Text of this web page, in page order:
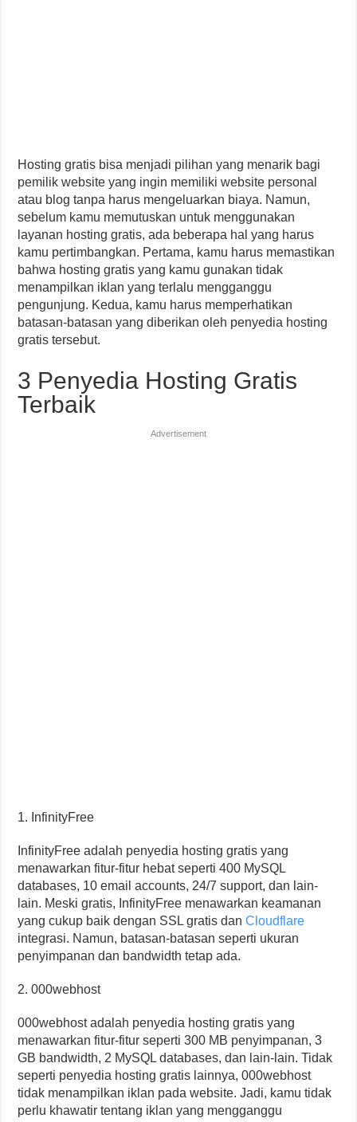
Hosting gratis bisa menjadi pilihan yang menarik bagi
pemilik website yang ingin memiliki website personal
atau blog tanpa harus mengeluarkan biaya. Namun,
sebelum kamu memutuskan untuk menggunakan
layanan hosting gratis, ada beberapa hal yang harus
kamu pertimbangkan. Pertama, kamu harus memastikan
bahwa hosting gratis yang kamu gunakan tidak
menampilkan iklan yang terlalu mengganggu
pengunjung. Kedua, kamu harus memperhatikan
batasan-batasan yang diberikan oleh penyedia hosting
gratis tersebut.
3 Penyedia Hosting Gratis
Terbaik
Advertisement
1. InfinityFree
InfinityFree adalah penyedia hosting gratis yang
menawarkan fitur-fitur hebat seperti 400 MySQL
databases, 10 email accounts, 24/7 support, dan lain-
lain. Meski gratis, InfinityFree menawarkan keamanan
yang cukup baik dengan SSL gratis danCloudflare
integrasi. Namun, batasan-batasan seperti ukuran
penyimpanan dan bandwidth tetap ada.
2. 000webhost
000webhost adalah penyedia hosting gratis yang
menawarkan fitur-fitur seperti 300 MB penyimpanan, 3
GB bandwidth, 2 MySQL databases, dan lain-lain. Tidak
seperti penyedia hosting gratis lainnya, 000webhost
tidak menampilkan iklan pada website. Jadi, kamu tidak
perlu khawatir tentang iklan yang mengganggu